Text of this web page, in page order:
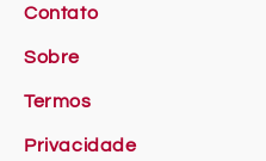
Contato
Sobre
Termos
Privacidade